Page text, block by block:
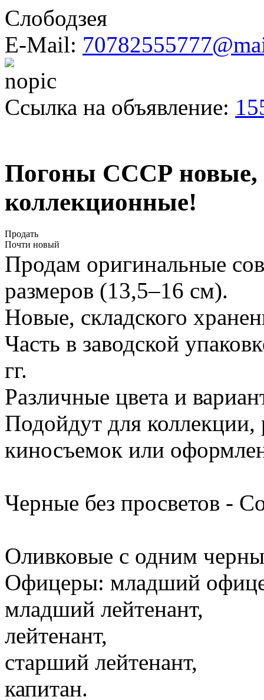
Слободзея
E-Mail:
Ссылка на объявление:
Погоны СССР новые,
коллекционные!
Продать
Почти новый
Продам оригинальные
размеров (13,5–16 см).
Новые, складского
Часть в заводской
гг.
Различные цвета и
Подойдут для коллекции,
киносъемок или
Черные без просветов -
Оливковые с одним
Офицеры: младший
младший лейтенант,
лейтенант,
старший лейтенант,
капитан.